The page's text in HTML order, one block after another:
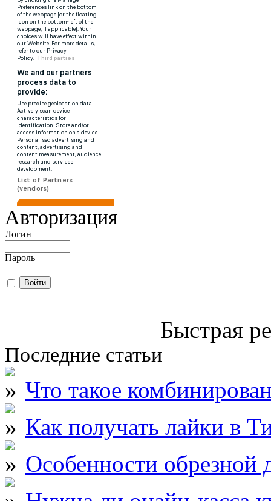
Авторизация
Логин
Пароль
Быстрая
Последние статьи
Что такое
Как получать лайки в
Особенности обрезной